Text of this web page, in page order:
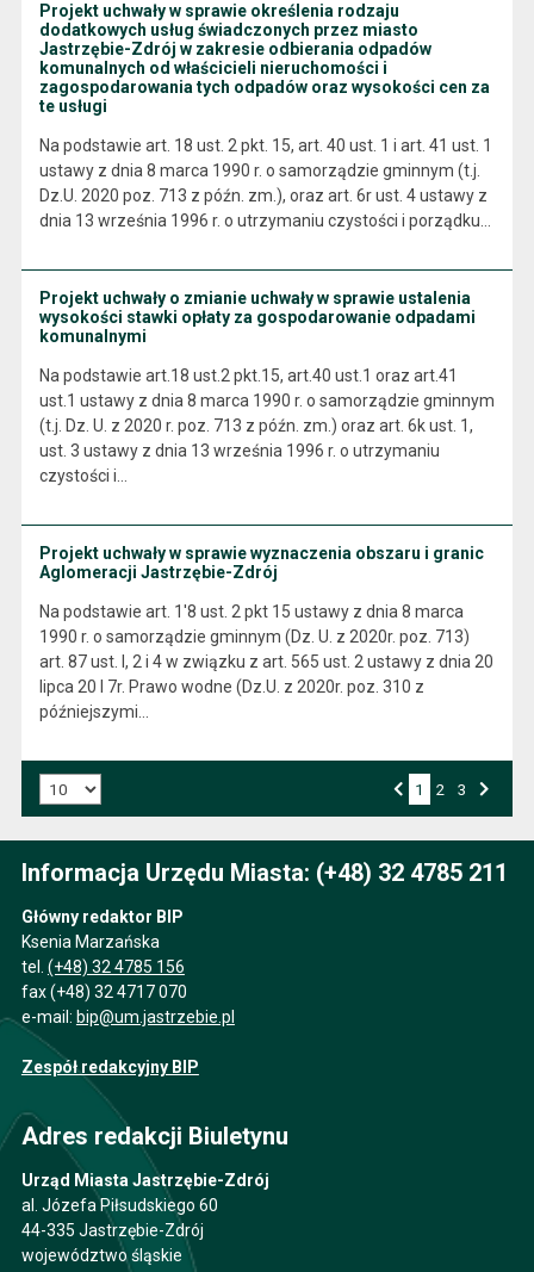
Projekt uchwały w sprawie określenia rodzaju
dodatkowych usług świadczonych przez miasto
Jastrzębie-Zdrój w zakresie odbierania odpadów
komunalnych od właścicieli nieruchomości i
zagospodarowania tych odpadów oraz wysokości cen za
te usługi
Na podstawie art. 18 ust. 2 pkt. 15, art. 40 ust. 1 i art. 41 ust. 1
ustawy z dnia 8 marca 1990 r. o samorządzie gminnym (t.j.
Dz.U. 2020 poz. 713 z późn. zm.), oraz art. 6r ust. 4 ustawy z
dnia 13 września 1996 r. o utrzymaniu czystości i porządku…
Projekt uchwały o zmianie uchwały w sprawie ustalenia
wysokości stawki opłaty za gospodarowanie odpadami
komunalnymi
Na podstawie art.18 ust.2 pkt.15, art.40 ust.1 oraz art.41
ust.1 ustawy z dnia 8 marca 1990 r. o samorządzie gminnym
(t.j. Dz. U. z 2020 r. poz. 713 z późn. zm.) oraz art. 6k ust. 1,
ust. 3 ustawy z dnia 13 września 1996 r. o utrzymaniu
czystości i…
Projekt uchwały w sprawie wyznaczenia obszaru i granic
Aglomeracji Jastrzębie-Zdrój
Na podstawie art. 1'8 ust. 2 pkt 15 ustawy z dnia 8 marca
1990 r. o samorządzie gminnym (Dz. U. z 2020r. poz. 713)
art. 87 ust. I, 2 i 4 w związku z art. 565 ust. 2 ustawy z dnia 20
lipca 20 l 7r. Prawo wodne (Dz.U. z 2020r. poz. 310 z
późniejszymi…
1 2 3
Informacja Urzędu Miasta: (+48) 32 4785 211
Główny redaktor BIP
Ksenia Marzańska
tel. (+48) 32 4785 156
fax (+48) 32 4717 070
e-mail: bip@um.jastrzebie.pl
Zespół redakcyjny BIP
Adres redakcji Biuletynu
Urząd Miasta Jastrzębie-Zdrój
al. Józefa Piłsudskiego 60
44-335 Jastrzębie-Zdrój
województwo śląskie